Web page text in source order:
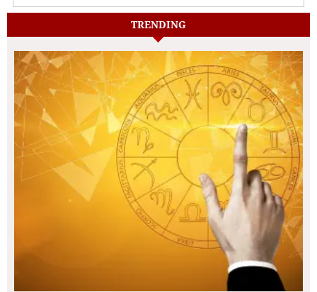
TRENDING